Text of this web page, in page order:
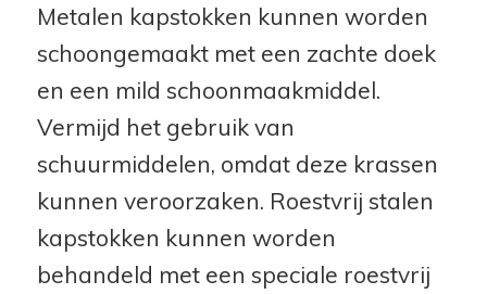
Metalen kapstokken kunnen worden
schoongemaakt met een zachte doek
en een mild schoonmaakmiddel.
Vermijd het gebruik van
schuurmiddelen, omdat deze krassen
kunnen veroorzaken. Roestvrij stalen
kapstokken kunnen worden
behandeld met een speciale roestvrij